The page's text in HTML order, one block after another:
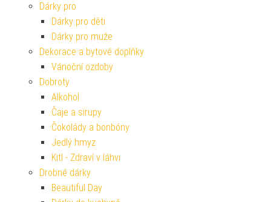
Dárky pro
Dárky pro děti
Dárky pro muže
Dekorace a bytové doplňky
Vánoční ozdoby
Dobroty
Alkohol
Čaje a sirupy
Čokolády a bonbóny
Jedlý hmyz
Kitl - Zdraví v láhvi
Drobné dárky
Beautiful Day